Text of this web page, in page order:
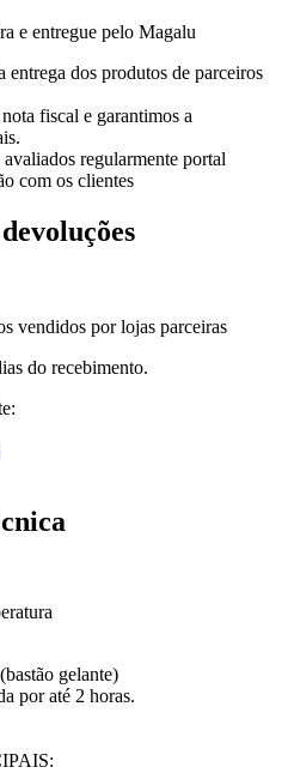
e entregue pelo Magalu
dos produtos de parceiros
fiscal e garantimos a
regularmente portal
com os clientes
vendidos por lojas parceiras
do recebimento.
gelante)
por até 2 horas.